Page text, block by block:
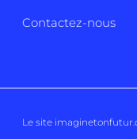
Contactez-nous
Le site